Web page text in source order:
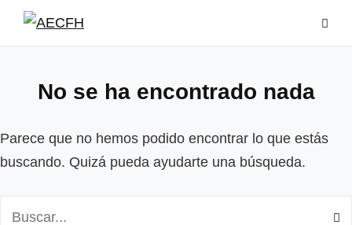
Saltar
No se ha encontrado nada
Parece que no hemos podido encontrar lo que estás
buscando. Quizá pueda ayudarte una búsqueda.